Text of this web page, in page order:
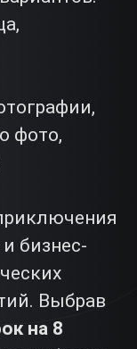
фото,
бизнес-
Выбрав
на 8